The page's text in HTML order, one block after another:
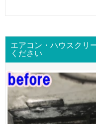
エアコン・ハウスクリ
ください